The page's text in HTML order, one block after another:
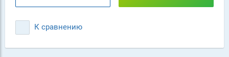
К сравнению